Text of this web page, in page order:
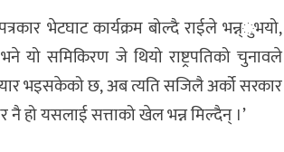
भेटघाट कार्यक्रम बोल्दै राईले भन्न्ुभयो,
यो समिकिरण जे थियो राष्ट्रपतिको चुनावले
भइसकेको छ, अब त्यति सजिलै अर्को सरकार
नै हो यसलाई सत्ताको खेल भन्न मिल्दैन् ।’